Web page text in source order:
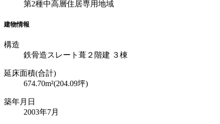
第2種中高層住居専用地域
建物情報
構造
鉄骨造スレート葺２階建 ３棟
延床面積(合計)
674.70m²(204.09坪)
築年月日
2003年7月